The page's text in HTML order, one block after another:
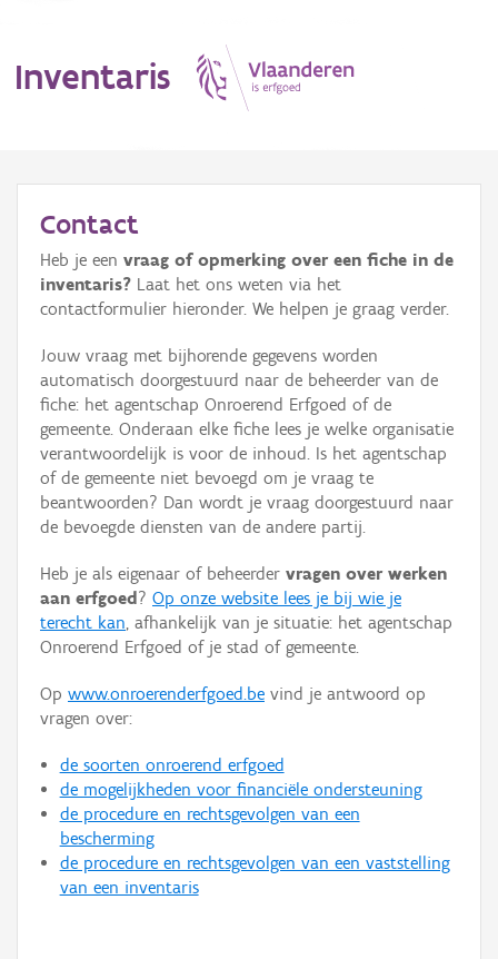
Inventaris
Erfgoedobject
Aanduidingsobject
Waarneming
Thema
Gebeurtenis
Persoon of collectief
Hergebruik
Aanmelden
Contact
Heb je een vraag of opmerking over een fiche in de
inventaris? Laat het ons weten via het
contactformulier hieronder. We helpen je graag verder.
Jouw vraag met bijhorende gegevens worden
automatisch doorgestuurd naar de beheerder van de
fiche: het agentschap Onroerend Erfgoed of de
gemeente. Onderaan elke fiche lees je welke organisatie
verantwoordelijk is voor de inhoud. Is het agentschap
of de gemeente niet bevoegd om je vraag te
beantwoorden? Dan wordt je vraag doorgestuurd naar
de bevoegde diensten van de andere partij.
Heb je als eigenaar of beheerder vragen over werken
aan erfgoed ? Op onze website lees je bij wie je
terecht kan, afhankelijk van je situatie: het agentschap
Onroerend Erfgoed of je stad of gemeente.
Op www.onroerenderfgoed.be vind je antwoord op
vragen over:
de soorten onroerend erfgoed
de mogelijkheden voor financiële ondersteuning
de procedure en rechtsgevolgen van een
bescherming
de procedure en rechtsgevolgen van een vaststelling
van een inventaris